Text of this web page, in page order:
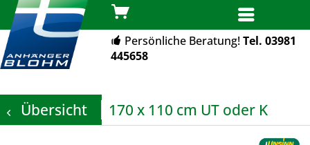
Persönliche Beratung!Tel. 03981
445658
Übersicht 170 x 110 cm UT oder K